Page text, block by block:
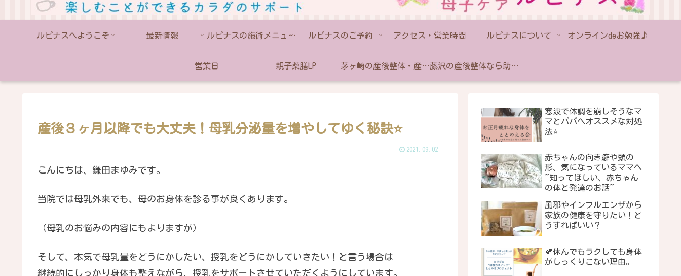
ルピナスへようこそ 最新情報 ルピナスの施術メニュー💫 ルピナスのご予約 アクセス・営業時間 ルピナスについて オンラインdeお勉強♪
営業日 親子薬膳LP 茅ヶ崎の産後整体・産後骨盤矯正なら助産師のいるルピナス 藤沢の産後整体なら助産師のいるルピナス｜産後骨盤矯正・出張対応
産後３ヶ月以降でも大丈夫！母乳分泌量を増やしてゆく秘訣⭐️
2021.09.02
こんにちは、鎌田まゆみです。
当院では母乳外来でも、母のお身体を診る事が良くあります。
（母乳のお悩みの内容にもよりますが）
そして、本気で母乳量をどうにかしたい、授乳をどうにかしていきたい！と言う場合は
継続的にしっかり身体も整えながら、授乳をサポートさせていただくようにしています。
寒波で体調を崩しそうなマ
マとパパへオススメな対処
法⭐️
赤ちゃんの向き癖や頭の
形、気になっているママへ
~知ってほしい、赤ちゃん
の体と発達のお話~
風邪やインフルエンザから
家族の健康を守りたい！ど
うすればいい？
🍂休んでもラクしても身体
がしっくりこない理由。